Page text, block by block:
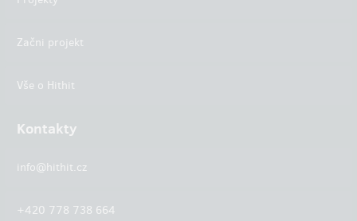
Začni projekt
Vše o Hithit
Kontakty
info@hithit.cz
+420 778 738 664